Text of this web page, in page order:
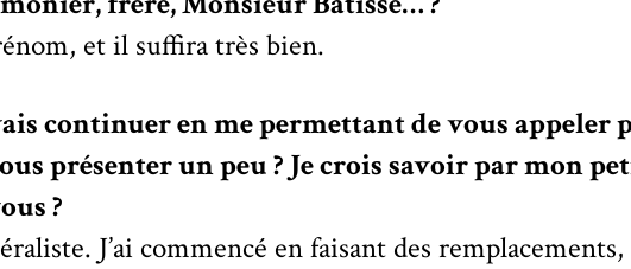
et il suffira très bien.
continuer en me permettant de vous appeler
présenter un peu ? Je crois savoir par mon
?
J’ai commencé en faisant des